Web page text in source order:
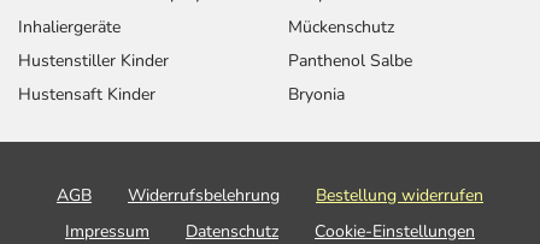
Inhaliergeräte
Hustenstiller Kinder
Hustensaft Kinder
Mückenschutz
Panthenol Salbe
Bryonia
AGB Widerrufsbelehrung
Bestellung widerrufen
Impressum
Datenschutz
Cookie-Einstellungen